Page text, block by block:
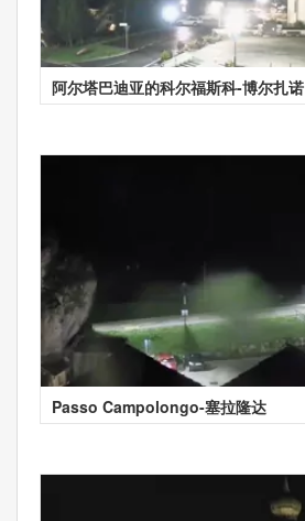
阿尔塔巴迪亚的科尔福斯科-博尔扎诺
Passo Campolongo-塞拉隆达